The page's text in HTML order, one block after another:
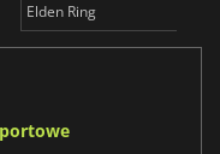
Elden Ring